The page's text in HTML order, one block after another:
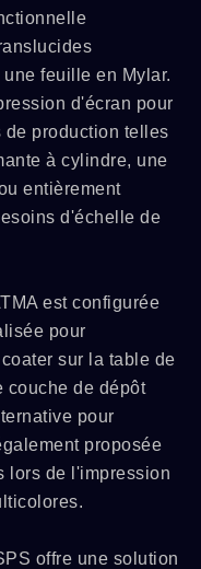
feuille en Mylar.
d'écran pour
de production telles
à cylindre, une
entièrement
d'échelle de
est configurée
pour
sur la table de
couche de dépôt
pour
proposée
lors de l'impression
offre une solution